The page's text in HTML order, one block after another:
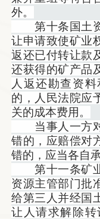
外。
第十条国土资
让申请致使矿业
返还已付转让款
还获得的矿产品
人返还勘查资
的，人民法院应
关的成本费用。
当事人一方对
错的，应赔偿对
错的，应当各自
第十一条矿业
资源主管部门批
给第三人并经国
让人请求解除转